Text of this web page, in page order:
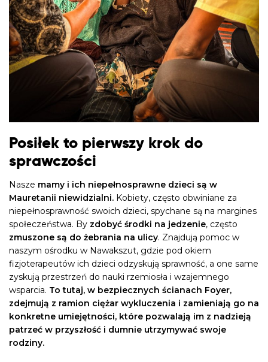
Posiłek to pierwszy krok do
sprawczości
Nasze mamy i ich niepełnosprawne dzieci są w
Mauretanii niewidzialni. Kobiety, często obwiniane za
niepełnosprawność swoich dzieci, spychane są na margines
społeczeństwa. By zdobyć środki na jedzenie, często
zmuszone są do żebrania na ulicy. Znajdują pomoc w
naszym ośrodku w Nawakszut, gdzie pod okiem
fizjoterapeutów ich dzieci odzyskują sprawność, a one same
zyskują przestrzeń do nauki rzemiosła i wzajemnego
wsparcia. To tutaj, w bezpiecznych ścianach Foyer,
zdejmują z ramion ciężar wykluczenia i zamieniają go na
konkretne umiejętności, które pozwalają im z nadzieją
patrzeć w przyszłość i dumnie utrzymywać swoje
rodziny.